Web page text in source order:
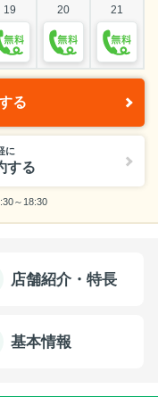
19 20 21
る
に
する
～18:30
店舗紹介・特長
基本情報